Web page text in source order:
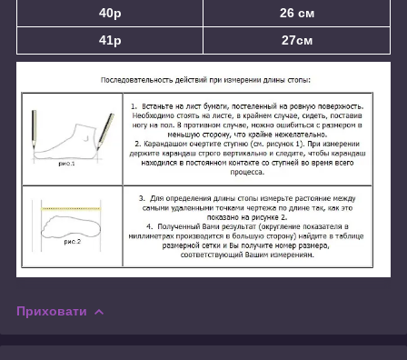
40р
26 см
41р
27см
Приховати